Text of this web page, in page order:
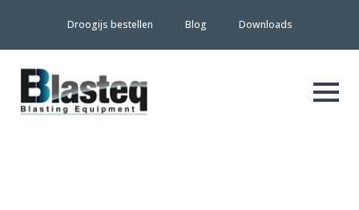
Droogijs bestellen Blog Downloads